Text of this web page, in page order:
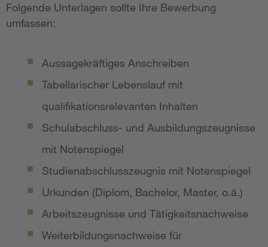
Folgende Unterlagen sollte Ihre Bewerbung
umfassen:
Aussagekräftiges Anschreiben
Tabellarischer Lebenslauf mit
qualifikationsrelevanten Inhalten
Schulabschluss- und Ausbildungszeugnisse
mit Notenspiegel
Studienabschlusszeugnis mit Notenspiegel
Urkunden (Diplom, Bachelor, Master, o.ä.)
Arbeitszeugnisse und Tätigkeitsnachweise
Weiterbildungsnachweise für